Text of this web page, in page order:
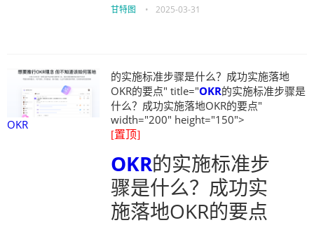
甘特图 • 2025-03-31
OKR
的实施标准步骤是什么？成功实施落地
OKR的要点" title="OKR的实施标准步骤是
什么？成功实施落地OKR的要点"
width="200" height="150">
[置顶]
OKR的实施标准步
骤是什么？成功实
施落地OKR的要点